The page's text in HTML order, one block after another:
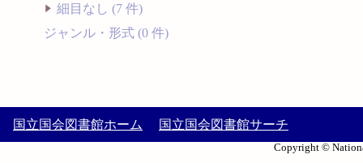
細目なし (7 件)
ジャンル・形式 (0 件)
国立国会図書館ホーム 国立国会図書館サーチ
Copyright ©